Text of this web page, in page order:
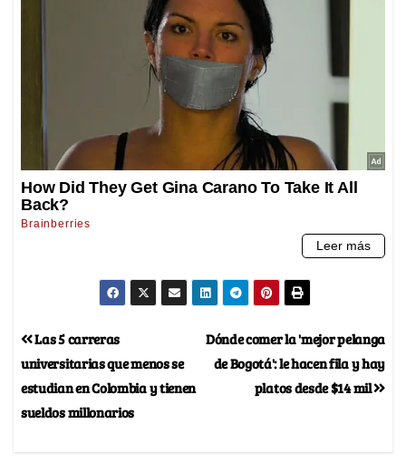
Dónde comer la 'mejor pelanga
de Bogotá': le hacen fila y hay
platos desde $14 mil
Las 5 carreras
universitarias que menos se
estudian en Colombia y tienen
sueldos millonarios